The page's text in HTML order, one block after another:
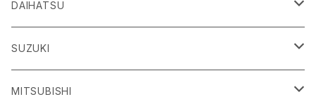
R4/5~ XEAM10/11/15・YEAM15
Ｃ-ＨＲ
H28/12~ 10/50系
ＦＪクルーザー
H22/12～H30/1 GSJ15W
ＩＱ（アイキュー）
H24/1～R2/7
ＨＳ
H21/7～H30/3
ＩＳ
H25/5～
ＬＢＸ
H19/12～ R35
ＮＴ１００クリッパートラック
H25/12～ DR16T
ＮV１００クリッパーバン/リオ
H25/12～H27/3 DR64
アリア
H24/3～R3/8 ZC6
R3/8～ ZD8
ＷＲＸ Ｓ４/ＳＴＩ
H26/8～R3/3 VA系
ＸＶ/ＸＶハイブリット
H25/6～H29/4 GPE
インプレッサ /G4/スポーツ
ＣＸ－３
H27/2～ DK系
ＣＸ－５
H24/2～H29/2 KE系
ＣＸ－８
DAIHATSU
アトレー
H17/5～ S300/S700系
アルティス
SUZUKI
eビターラ
MITSUBISHI